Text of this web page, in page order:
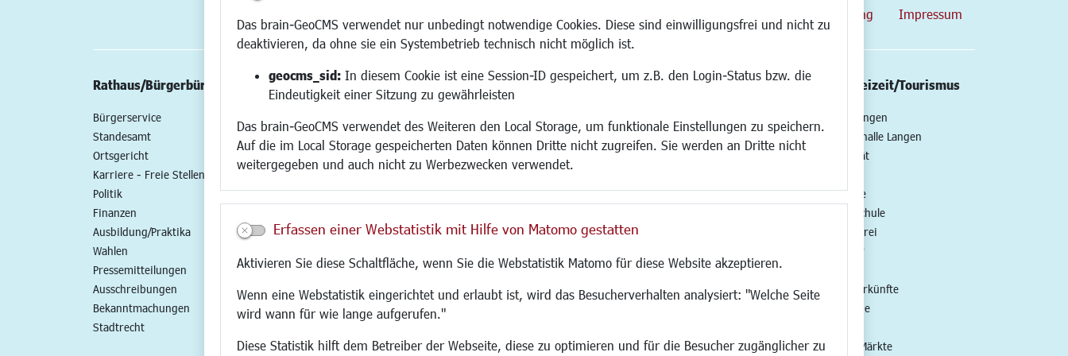
Das brain-GeoCMS verwendet nur unbedingt notwendige Cookies. Diese sind einwilligungsfrei und nicht zu
deaktivieren, da ohne sie ein Systembetrieb technisch nicht möglich ist.
geocms_sid: In diesem Cookie ist eine Session-ID gespeichert, um z.B. den Login-Status bzw. die
Eindeutigkeit einer Sitzung zu gewährleisten
Das brain-GeoCMS verwendet des Weiteren den Local Storage, um funktionale Einstellungen zu speichern.
Auf die im Local Storage gespeicherten Daten können Dritte nicht zugreifen. Sie werden an Dritte nicht
weitergegeben und auch nicht zu Werbezwecken verwendet.
Erfassen einer Webstatistik mit Hilfe von Matomo gestatten
Aktivieren Sie diese Schaltfläche, wenn Sie die Webstatistik Matomo für diese Website akzeptieren.
Wenn eine Webstatistik eingerichtet und erlaubt ist, wird das Besucherverhalten analysiert: "Welche Seite
wird wann für wie lange aufgerufen."
Diese Statistik hilft dem Betreiber der Webseite, diese zu optimieren und für die Besucher zugänglicher zu
Datenschutzerklärung Impressum
Rathaus/Bürgerbüro
Bürgerservice
Standesamt
Ortsgericht
Karriere - Freie Stellen
Politik
Finanzen
Ausbildung/Praktika
Wahlen
Pressemitteilungen
Ausschreibungen
Bekanntmachungen
Stadtrecht
Wirtschaft/Stadtentwicklung
Gewerbeflächen und Immobilien
Handel und Gastronomie
Fairer Handel
Netzwerke
Glasfaserausbau
Newsletter
Familie/Soziales
Senioren/Haltestelle
Schule
Demokratie leben
Ukrainehilfe
Bauen/Umwelt/Mobilität
Aktuelle Baustellen
CINDY S
Kultur/Freizeit/Tourismus
Veranstaltungen
Neue Stadthalle Langen
Stadtporträt
Musikschule
Volkshochschule
Stadtbücherei
Stadtarchiv
Hotels/Unterkünfte
Gastronomie
Feste und Märkte